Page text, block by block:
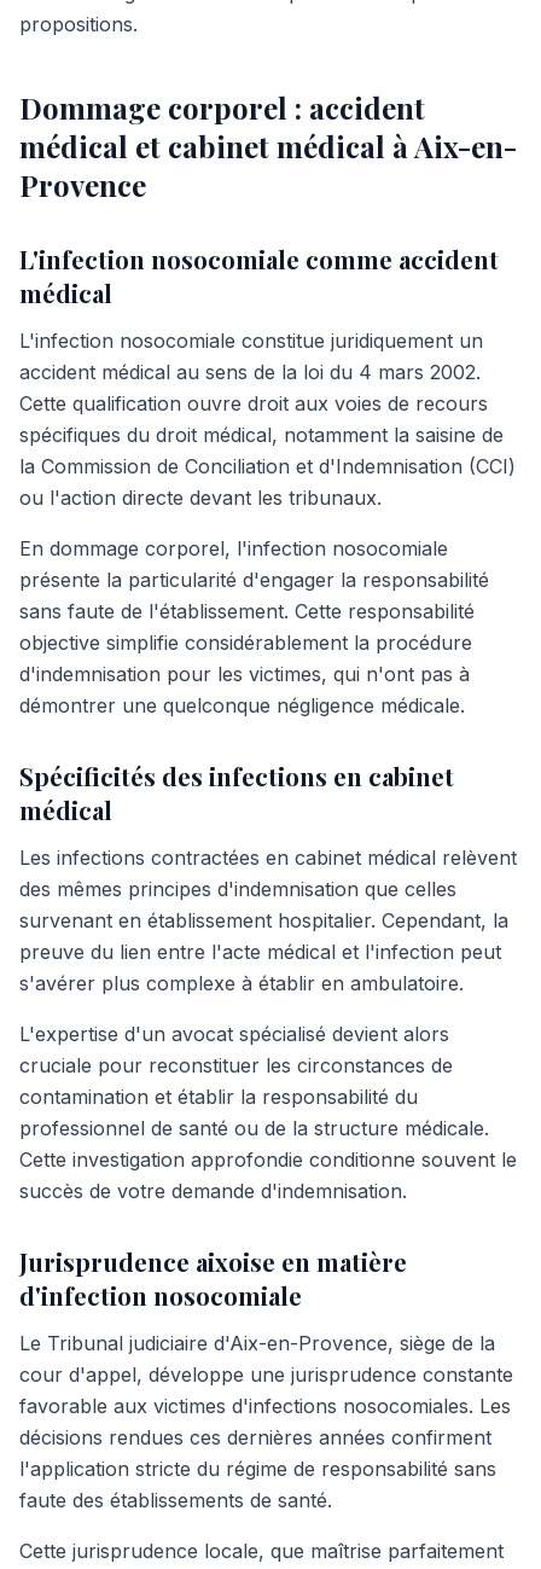
propositions.
Dommage corporel : accident
médical et cabinet médical à Aix-en-
Provence
L'infection nosocomiale comme accident
médical
L'infection nosocomiale constitue juridiquement un
accident médical au sens de la loi du 4 mars 2002.
Cette qualification ouvre droit aux voies de recours
spécifiques du droit médical, notamment la saisine de
la Commission de Conciliation et d'Indemnisation (CCI)
ou l'action directe devant les tribunaux.
En dommage corporel, l'infection nosocomiale
présente la particularité d'engager la responsabilité
sans faute de l'établissement. Cette responsabilité
objective simplifie considérablement la procédure
d'indemnisation pour les victimes, qui n'ont pas à
démontrer une quelconque négligence médicale.
Spécificités des infections en cabinet
médical
Les infections contractées en cabinet médical relèvent
des mêmes principes d'indemnisation que celles
survenant en établissement hospitalier. Cependant, la
preuve du lien entre l'acte médical et l'infection peut
s'avérer plus complexe à établir en ambulatoire.
L'expertise d'un avocat spécialisé devient alors
cruciale pour reconstituer les circonstances de
contamination et établir la responsabilité du
professionnel de santé ou de la structure médicale.
Cette investigation approfondie conditionne souvent le
succès de votre demande d'indemnisation.
Jurisprudence aixoise en matière
d'infection nosocomiale
Le Tribunal judiciaire d'Aix-en-Provence, siège de la
cour d'appel, développe une jurisprudence constante
favorable aux victimes d'infections nosocomiales. Les
décisions rendues ces dernières années confirment
l'application stricte du régime de responsabilité sans
faute des établissements de santé.
Cette jurisprudence locale, que maîtrise parfaitement